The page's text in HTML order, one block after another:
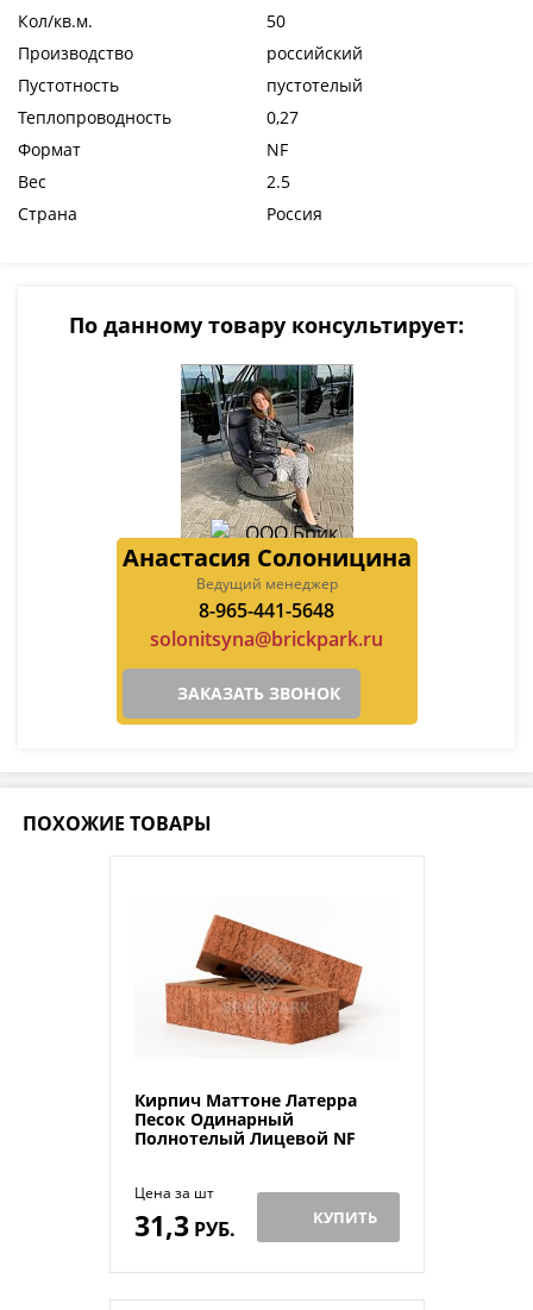
Кол/кв.м.
50
Производство
российский
Пустотность
пустотелый
Теплопроводность
0,27
Формат
NF
Вес
2.5
Страна
Россия
По данному товару консультирует:
Анастасия Солоницина
Ведущий менеджер
8-965-441-5648
solonitsyna@brickpark.ru
ЗАКАЗАТЬ ЗВОНОК
ПОХОЖИЕ ТОВАРЫ
Кирпич Маттоне Латерра
Песок Одинарный
Полнотелый Лицевой NF
Цена за шт
31,3РУБ. КУПИТЬ